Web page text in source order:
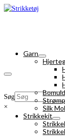
Søg
×
Garn
Silk
Strikkekit